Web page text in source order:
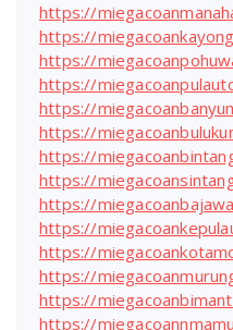
https://
https://
https://
https://
https://
https://
https://
https://
https://
https://
https://
https://
https://
https://